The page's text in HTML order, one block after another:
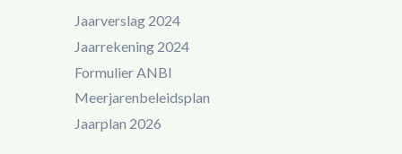
Jaarverslag 2024
Jaarrekening 2024
Formulier ANBI
Meerjarenbeleidsplan
Jaarplan 2026